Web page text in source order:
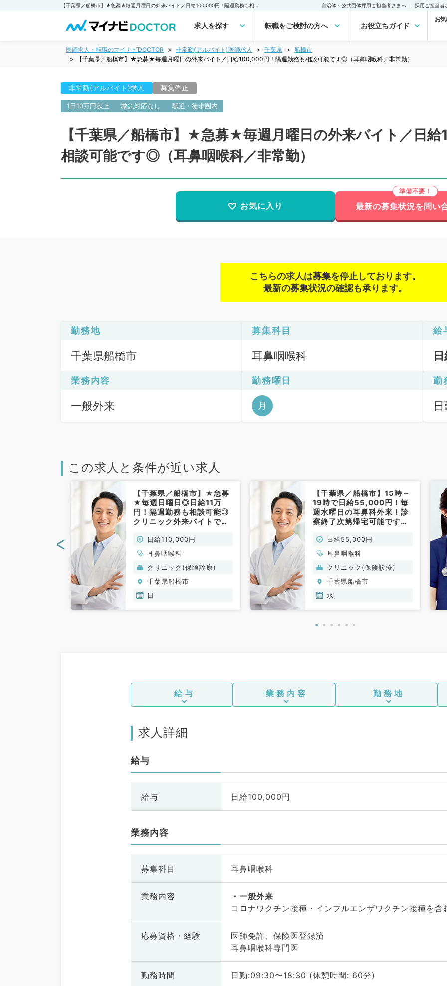
自治体・公共団体採用ご担当者さまへ 採用ご担当者
求人を探す 転職をご検討の方へ お役立ちガイド
お
医師求人・転職のマイナビDOCTOR 非常勤(アルバイト)医師求人 千葉県
船橋市
【千葉県／船橋市】★急募★毎週月曜日の外来バイト／日給100,000円！隔週勤務も相談可能です◎（耳鼻咽喉科／非常勤）
非常勤(アルバイト)求人 募集停止
1日10万円以上 救急対応なし 駅近・徒歩圏内
【千葉県／船橋市】★急募★毎週月曜日の外来バイト／日
相談可能です◎（耳鼻咽喉科／非常勤）
お気に入り 最新の募集状況を問い
こちらの求人は募集を停止しております。
最新の募集状況の確認も承ります。
勤務地
千葉県船橋市
募集科目
耳鼻咽喉科
給
業務内容
一般外来
勤務曜日
月
勤
この求人と条件が近い求人
【千葉県／船橋市】★急募
★毎週日曜日◎日給11万
円！隔週勤務も相談可能◎
クリニック外来バイトです
日給110,000円
耳鼻咽喉科
クリニック(保険診療)
千葉県船橋市
日
【千葉県／船橋市】15時～
19時で日給55,000円！毎
週水曜日の耳鼻科外来！診
察終了次第帰宅可能です！
日給55,000円
耳鼻咽喉科
クリニック(保険診療)
千葉県船橋市
水
<
給与 業務内容 勤務地
求人詳細
給与
給与 日給100,000円
業務内容
募集科目 耳鼻咽喉科
業務内容
一般外来
コロナワクチン接種・インフルエンザワクチン接種を含
応募資格・ 経験
医師免許、保険医登録済
耳鼻咽喉科専門医
勤務時間 日勤:09:30〜18:30 (休憩時間: 60分)